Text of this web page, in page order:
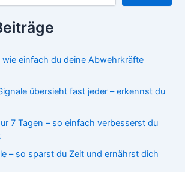
einfach du deine Abwehrkräfte
übersieht fast jeder – erkennst du
7 Tagen – so einfach verbesserst du
– so sparst du Zeit und ernährst dich